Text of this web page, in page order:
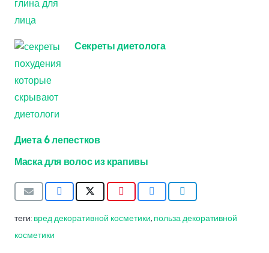
Секреты диетолога
Диета 6 лепестков
Маска для волос из крапивы
теги:вред декоративной косметики,польза декоративной
косметики